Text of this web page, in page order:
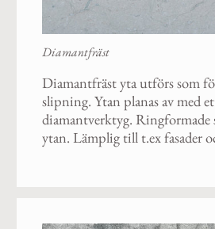
Diamantfräst
Diamantfräst yta utförs som
slipning. Ytan planas av med
diamantverktyg. Ringformade
ytan. Lämplig till t.ex fasader